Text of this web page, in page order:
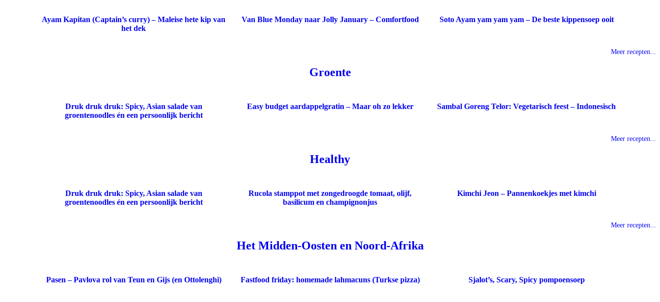
Ayam Kapitan (Captain’s curry) – Maleise hete kip van
het dek
Van Blue Monday naar Jolly January – Comfortfood Soto Ayam yam yam yam – De beste kippensoep ooit
Meer recepten...
Groente
Druk druk druk: Spicy, Asian salade van
groentenoodles én een persoonlijk bericht
Easy budget aardappelgratin – Maar oh zo lekker Sambal Goreng Telor: Vegetarisch feest – Indonesisch
Meer recepten...
Healthy
Druk druk druk: Spicy, Asian salade van
groentenoodles én een persoonlijk bericht
Rucola stamppot met zongedroogde tomaat, olijf,
basilicum en champignonjus
Kimchi Jeon – Pannenkoekjes met kimchi
Meer recepten...
Het Midden-Oosten en Noord-Afrika
Pasen – Pavlova rol van Teun en Gijs (en Ottolenghi) Fastfood friday: homemade lahmacuns (Turkse pizza) Sjalot’s, Scary, Spicy pompoensoep